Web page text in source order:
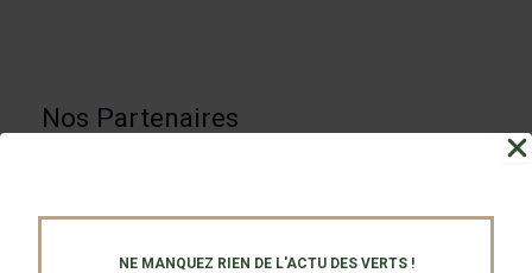
NE MANQUEZ RIEN DE L'ACTU DES VERTS !
Nos Partenaires